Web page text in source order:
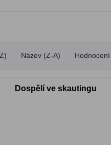
Název (Z-A) Hodnocení
Dospělí ve skautingu